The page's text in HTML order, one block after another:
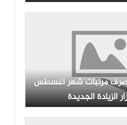
صرف مرتبات شهر أغسطس
الزيادة الجديدة